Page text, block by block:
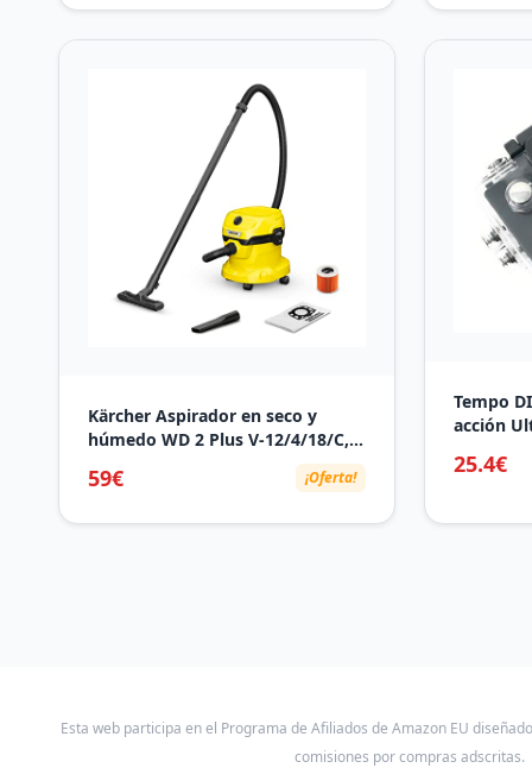
Movimiento y Sonido, 2.4G
(Negro)
Kärcher Aspirador en seco y
húmedo WD 2 Plus V-12/4/18/C,
función soplado, depósito de
plástico: 12 l, Manguera
59€ ¡Oferta!
Tempo
acción
25.4€
Esta web participa en el Programa de Afiliados de Amazon EU
comisiones por compras adscritas.